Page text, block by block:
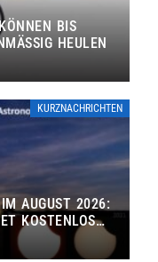
BIS
HEULEN
KURZNACHRICHTEN
AUGUST 2026:
KOSTENLOS